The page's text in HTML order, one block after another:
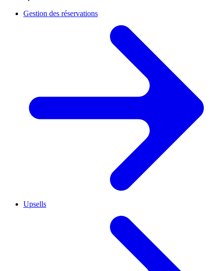
Gestion des réservations
Upsells